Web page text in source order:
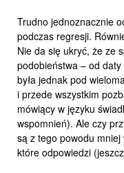
Trudno jednoznacznie
podczas regresji.
Nie da się ukryć, że ze
podobieństwa – od
była jednak pod
i przede wszystkim
mówiący w języku
wspomnień). Ale czy
są z tego powodu
które odpowiedzi